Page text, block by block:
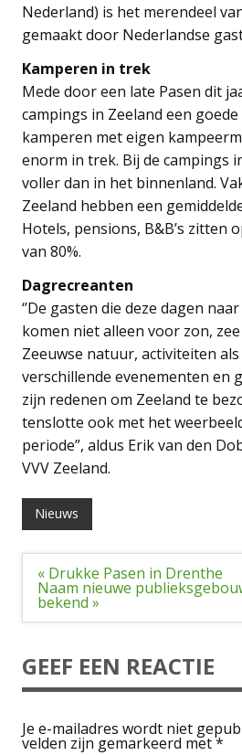
Nederland) is het merendeel
gemaakt door Nederlandse
Kamperen in trek
Mede door een late Pasen dit
campings in Zeeland een
kamperen met eigen
enorm in trek. Bij de campings
voller dan in het binnenland.
Zeeland hebben een
Hotels, pensions, B&B’s zitten
van 80%.
Dagrecreanten
‘’De gasten die deze dagen
komen niet alleen voor zon,
Zeeuwse natuur, activiteiten
verschillende evenementen en
zijn redenen om Zeeland te
tenslotte ook met het
periode”, aldus Erik van den
VVV Zeeland.
Nieuws
Bericht
navigatie
« Drukke Pasen in Drenthe
Naam nieuwe
bekend »
GEEF EEN REACTIE
Je e-mailadres wordt niet
velden zijn gemarkeerd met*